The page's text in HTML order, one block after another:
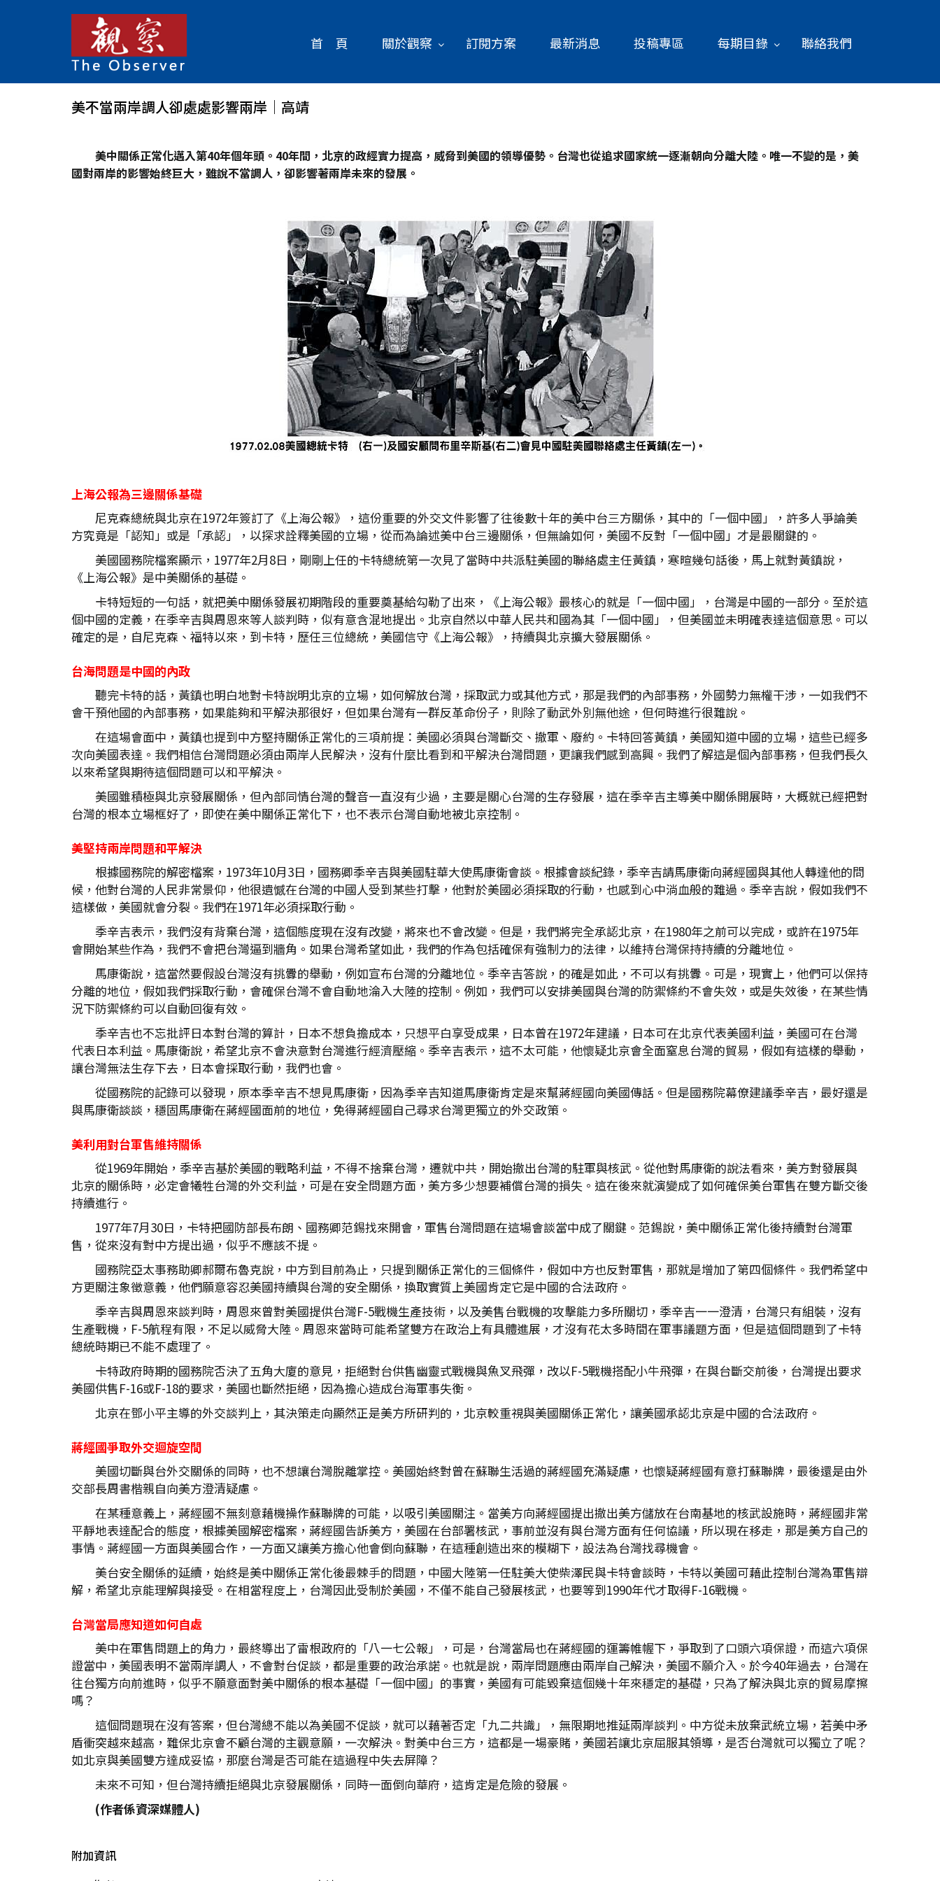
首 頁 關於觀察 訂閱方案 最新消息 投稿專區 每期目錄 聯絡我們
美不當兩岸調人卻處處影響兩岸│高靖
美中關係正常化邁入第40年個年頭。40年間，北京的政經實力提高，威脅到美國的領導優勢。台灣也從追求國家統一逐漸朝向分離大陸。唯一不變的是，美
國對兩岸的影響始終巨大，雖說不當調人，卻影響著兩岸未來的發展。
上海公報為三邊關係基礎
尼克森總統與北京在1972年簽訂了《上海公報》，這份重要的外交文件影響了往後數十年的美中台三方關係，其中的「一個中國」，許多人爭論美
方究竟是「認知」或是「承認」，以探求詮釋美國的立場，從而為論述美中台三邊關係，但無論如何，美國不反對「一個中國」才是最關鍵的。
美國國務院檔案顯示，1977年2月8日，剛剛上任的卡特總統第一次見了當時中共派駐美國的聯絡處主任黃鎮，寒暄幾句話後，馬上就對黃鎮說，
《上海公報》是中美關係的基礎。
卡特短短的一句話，就把美中關係發展初期階段的重要奠基給勾勒了出來，《上海公報》最核心的就是「一個中國」，台灣是中國的一部分。至於這
個中國的定義，在季辛吉與周恩來等人談判時，似有意含混地提出。北京自然以中華人民共和國為其「一個中國」，但美國並未明確表達這個意思。可以
確定的是，自尼克森、福特以來，到卡特，歷任三位總統，美國信守《上海公報》，持續與北京擴大發展關係。
台海問題是中國的內政
聽完卡特的話，黃鎮也明白地對卡特說明北京的立場，如何解放台灣，採取武力或其他方式，那是我們的內部事務，外國勢力無權干涉，一如我們不
會干預他國的內部事務，如果能夠和平解決那很好，但如果台灣有一群反革命份子，則除了動武外別無他途，但何時進行很難說。
在這場會面中，黃鎮也提到中方堅持關係正常化的三項前提：美國必須與台灣斷交、撤軍、廢約。卡特回答黃鎮，美國知道中國的立場，這些已經多
次向美國表達。我們相信台灣問題必須由兩岸人民解決，沒有什麼比看到和平解決台灣問題，更讓我們感到高興。我們了解這是個內部事務，但我們長久
以來希望與期待這個問題可以和平解決。
美國雖積極與北京發展關係，但內部同情台灣的聲音一直沒有少過，主要是關心台灣的生存發展，這在季辛吉主導美中關係開展時，大概就已經把對
台灣的根本立場框好了，即使在美中關係正常化下，也不表示台灣自動地被北京控制。
美堅持兩岸問題和平解決
根據國務院的解密檔案，1973年10月3日，國務卿季辛吉與美國駐華大使馬康衛會談。根據會談紀錄，季辛吉請馬康衛向蔣經國與其他人轉達他的問
候，他對台灣的人民非常景仰，他很遺憾在台灣的中國人受到某些打擊，他對於美國必須採取的行動，也感到心中淌血般的難過。季辛吉說，假如我們不
這樣做，美國就會分裂。我們在1971年必須採取行動。
季辛吉表示，我們沒有背棄台灣，這個態度現在沒有改變，將來也不會改變。但是，我們將完全承認北京，在1980年之前可以完成，或許在1975年
會開始某些作為，我們不會把台灣逼到牆角。如果台灣希望如此，我們的作為包括確保有強制力的法律，以維持台灣保持持續的分離地位。
馬康衛說，這當然要假設台灣沒有挑釁的舉動，例如宣布台灣的分離地位。季辛吉答說，的確是如此，不可以有挑釁。可是，現實上，他們可以保持
分離的地位，假如我們採取行動，會確保台灣不會自動地淪入大陸的控制。例如，我們可以安排美國與台灣的防禦條約不會失效，或是失效後，在某些情
況下防禦條約可以自動回復有效。
季辛吉也不忘批評日本對台灣的算計，日本不想負擔成本，只想平白享受成果，日本曾在1972年建議，日本可在北京代表美國利益，美國可在台灣
代表日本利益。馬康衛說，希望北京不會決意對台灣進行經濟壓縮。季辛吉表示，這不太可能，他懷疑北京會全面窒息台灣的貿易，假如有這樣的舉動，
讓台灣無法生存下去，日本會採取行動，我們也會。
從國務院的記錄可以發現，原本季辛吉不想見馬康衛，因為季辛吉知道馬康衛肯定是來幫蔣經國向美國傳話。但是國務院幕僚建議季辛吉，最好還是
與馬康衛談談，穩固馬康衛在蔣經國面前的地位，免得蔣經國自己尋求台灣更獨立的外交政策。
美利用對台軍售維持關係
從1969年開始，季辛吉基於美國的戰略利益，不得不捨棄台灣，遷就中共，開始撤出台灣的駐軍與核武。從他對馬康衛的說法看來，美方對發展與
北京的關係時，必定會犧牲台灣的外交利益，可是在安全問題方面，美方多少想要補償台灣的損失。這在後來就演變成了如何確保美台軍售在雙方斷交後
持續進行。
1977年7月30日，卡特把國防部長布朗、國務卿范錫找來開會，軍售台灣問題在這場會談當中成了關鍵。范錫說，美中關係正常化後持續對台灣軍
售，從來沒有對中方提出過，似乎不應該不提。
國務院亞太事務助卿郝爾布魯克說，中方到目前為止，只提到關係正常化的三個條件，假如中方也反對軍售，那就是增加了第四個條件。我們希望中
方更關注象徵意義，他們願意容忍美國持續與台灣的安全關係，換取實質上美國肯定它是中國的合法政府。
季辛吉與周恩來談判時，周恩來曾對美國提供台灣F-5戰機生產技術，以及美售台戰機的攻擊能力多所關切，季辛吉一一澄清，台灣只有組裝，沒有
生產戰機，F-5航程有限，不足以威脅大陸。周恩來當時可能希望雙方在政治上有具體進展，才沒有花太多時間在軍事議題方面，但是這個問題到了卡特
總統時期已不能不處理了。
卡特政府時期的國務院否決了五角大廈的意見，拒絕對台供售幽靈式戰機與魚叉飛彈，改以F-5戰機搭配小牛飛彈，在與台斷交前後，台灣提出要求
美國供售F-16或F-18的要求，美國也斷然拒絕，因為擔心造成台海軍事失衡。
北京在鄧小平主導的外交談判上，其決策走向顯然正是美方所研判的，北京較重視與美國關係正常化，讓美國承認北京是中國的合法政府。
蔣經國爭取外交迴旋空間
美國切斷與台外交關係的同時，也不想讓台灣脫離掌控。美國始終對曾在蘇聯生活過的蔣經國充滿疑慮，也懷疑蔣經國有意打蘇聯牌，最後還是由外
交部長周書楷親自向美方澄清疑慮。
在某種意義上，蔣經國不無刻意藉機操作蘇聯牌的可能，以吸引美國關注。當美方向蔣經國提出撤出美方儲放在台南基地的核武設施時，蔣經國非常
平靜地表達配合的態度，根據美國解密檔案，蔣經國告訴美方，美國在台部署核武，事前並沒有與台灣方面有任何協議，所以現在移走，那是美方自己的
事情。蔣經國一方面與美國合作，一方面又讓美方擔心他會倒向蘇聯，在這種創造出來的模糊下，設法為台灣找尋機會。
美台安全關係的延續，始終是美中關係正常化後最棘手的問題，中國大陸第一任駐美大使柴澤民與卡特會談時，卡特以美國可藉此控制台灣為軍售辯
解，希望北京能理解與接受。在相當程度上，台灣因此受制於美國，不僅不能自己發展核武，也要等到1990年代才取得F-16戰機。
台灣當局應知道如何自處
美中在軍售問題上的角力，最終導出了雷根政府的「八一七公報」，可是，台灣當局也在蔣經國的運籌帷幄下，爭取到了口頭六項保證，而這六項保
證當中，美國表明不當兩岸調人，不會對台促談，都是重要的政治承諾。也就是說，兩岸問題應由兩岸自己解決，美國不願介入。於今40年過去，台灣在
往台獨方向前進時，似乎不願意面對美中關係的根本基礎「一個中國」的事實，美國有可能毀棄這個幾十年來穩定的基礎，只為了解決與北京的貿易摩擦
嗎？
這個問題現在沒有答案，但台灣總不能以為美國不促談，就可以藉著否定「九二共識」，無限期地推延兩岸談判。中方從未放棄武統立場，若美中矛
盾衝突越來越高，難保北京會不顧台灣的主觀意願，一次解決。對美中台三方，這都是一場豪賭，美國若讓北京屈服其領導，是否台灣就可以獨立了呢？
如北京與美國雙方達成妥協，那麼台灣是否可能在這過程中失去屏障？
未來不可知，但台灣持續拒絕與北京發展關係，同時一面倒向華府，這肯定是危險的發展。
(作者係資深媒體人)
附加資訊